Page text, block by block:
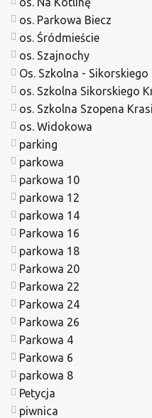
os. Parkowa Biecz
os. Śródmieście
os. Szajnochy
Os. Szkolna -
os. Szkolna Sikorskiego
os. Szkolna Szopena
os. Widokowa
parking
parkowa
parkowa 10
parkowa 12
parkowa 14
Parkowa 16
parkowa 18
Parkowa 20
Parkowa 22
Parkowa 24
Parkowa 26
Parkowa 4
Parkowa 6
parkowa 8
Petycja
piwnica